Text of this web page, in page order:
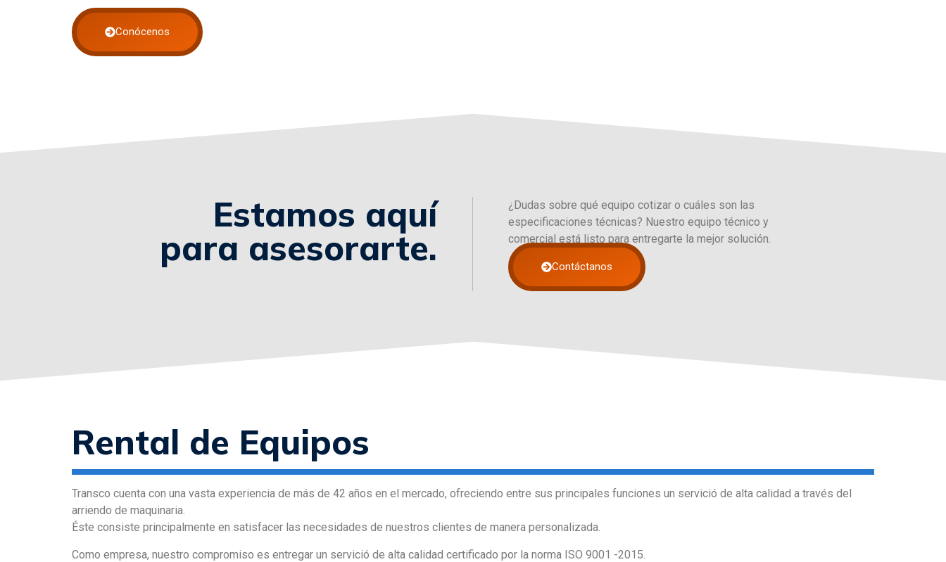
Conócenos
Estamos aquí
para asesorarte.
¿Dudas sobre qué equipo cotizar o cuáles son las
especificaciones técnicas? Nuestro equipo técnico y
comercial está listo para entregarte la mejor solución.
Contáctanos
Rental de Equipos
Transco cuenta con una vasta experiencia de más de 42 años en el mercado, ofreciendo entre sus principales funciones un servició de alta calidad a través del
arriendo de maquinaria.
Éste consiste principalmente en satisfacer las necesidades de nuestros clientes de manera personalizada.
Como empresa, nuestro compromiso es entregar un servició de alta calidad certificado por la norma ISO 9001 -2015.